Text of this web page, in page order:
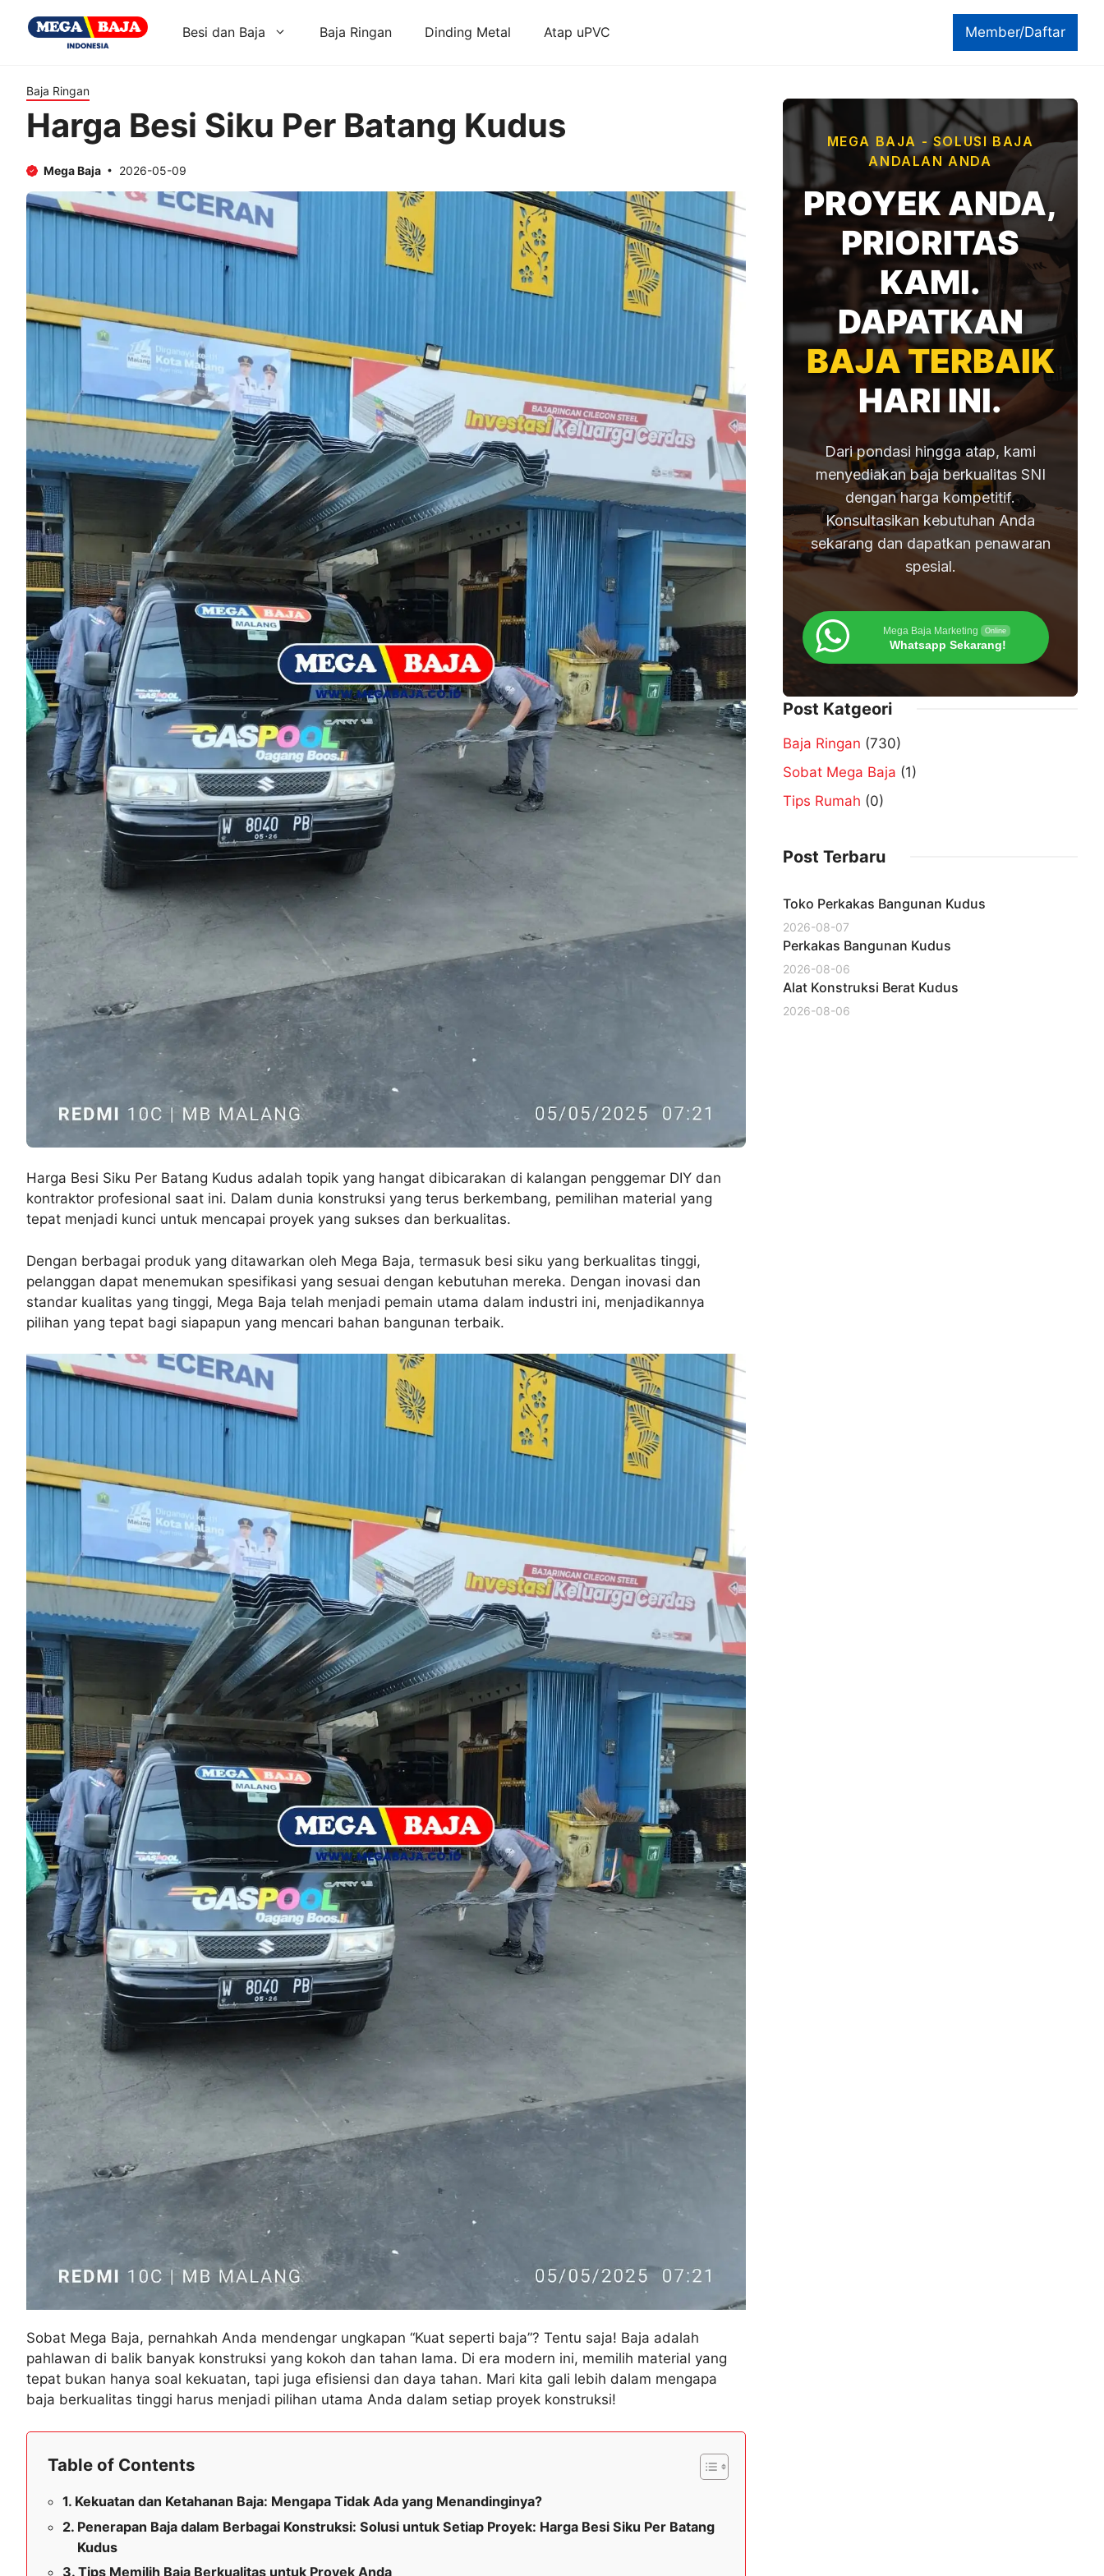
Member/Daftar
Besi dan Baja Baja Ringan Dinding Metal Atap uPVC
Baja Ringan
Harga Besi Siku Per Batang Kudus
Mega Baja 2026-05-09
Harga Besi Siku Per Batang Kudus adalah topik yang hangat dibicarakan di kalangan penggemar DIY dan
kontraktor profesional saat ini. Dalam dunia konstruksi yang terus berkembang, pemilihan material yang
tepat menjadi kunci untuk mencapai proyek yang sukses dan berkualitas.
Dengan berbagai produk yang ditawarkan oleh Mega Baja, termasuk besi siku yang berkualitas tinggi,
pelanggan dapat menemukan spesifikasi yang sesuai dengan kebutuhan mereka. Dengan inovasi dan
standar kualitas yang tinggi, Mega Baja telah menjadi pemain utama dalam industri ini, menjadikannya
pilihan yang tepat bagi siapapun yang mencari bahan bangunan terbaik.
Sobat Mega Baja, pernahkah Anda mendengar ungkapan “Kuat seperti baja”? Tentu saja! Baja adalah
pahlawan di balik banyak konstruksi yang kokoh dan tahan lama. Di era modern ini, memilih material yang
tepat bukan hanya soal kekuatan, tapi juga efisiensi dan daya tahan. Mari kita gali lebih dalam mengapa
baja berkualitas tinggi harus menjadi pilihan utama Anda dalam setiap proyek konstruksi!
Table of Contents
Kekuatan dan Ketahanan Baja: Mengapa Tidak Ada yang Menandinginya?
Penerapan Baja dalam Berbagai Konstruksi: Solusi untuk Setiap Proyek: Harga Besi Siku Per Batang
Kudus
Tips Memilih Baja Berkualitas untuk Proyek Anda
MEGA BAJA - SOLUSI BAJA
ANDALAN ANDA
PROYEK ANDA,
PRIORITAS
KAMI.
DAPATKAN
BAJA TERBAIK
HARI INI.
Dari pondasi hingga atap, kami
menyediakan baja berkualitas SNI
dengan harga kompetitif.
Konsultasikan kebutuhan Anda
sekarang dan dapatkan penawaran
spesial.
Mega Baja Marketing Online
Whatsapp Sekarang!
Post Katgeori
Baja Ringan (730)
Sobat Mega Baja (1)
Tips Rumah (0)
Post Terbaru
Toko Perkakas Bangunan Kudus
2026-08-07
Perkakas Bangunan Kudus
2026-08-06
Alat Konstruksi Berat Kudus
2026-08-06